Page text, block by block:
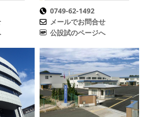
0749-62-1492
メールでお問合せ
公設試のページへ